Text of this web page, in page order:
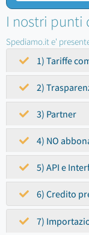
I nostri punti
Spediamo.it e'
1) Tariffe
2)
3) Partner
4) NO
5) API e
6) Credito
7)